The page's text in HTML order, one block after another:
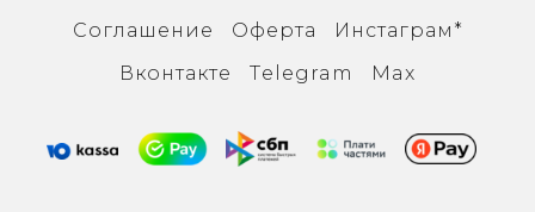
Соглашение
Оферта
Инcтаграм*
Вконтакте
Тelegram Max